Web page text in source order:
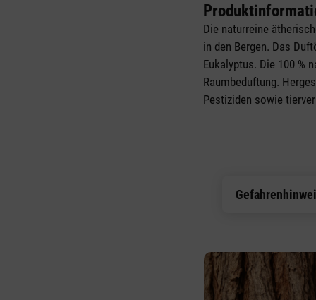
Die naturreine
in den Bergen. Das
Eukalyptus. Die 100 %
Raumbeduftung.
Pestiziden sowie